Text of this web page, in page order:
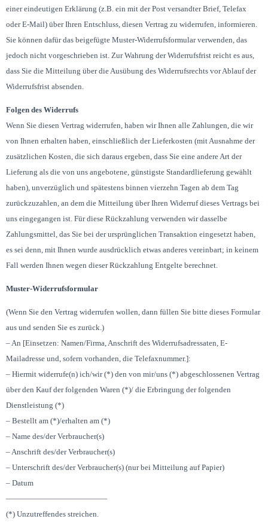
einer eindeutigen Erklärung (z.B. ein mit der Post versandter Brief, Telefax
oder E-Mail) über Ihren Entschluss, diesen Vertrag zu widerrufen, informieren.
Sie können dafür das beigefügte Muster-Widerrufsformular verwenden, das
jedoch nicht vorgeschrieben ist. Zur Wahrung der Widerrufsfrist reicht es aus,
dass Sie die Mitteilung über die Ausübung des Widerrufsrechts vor Ablauf der
Widerrufsfrist absenden.
Folgen des Widerrufs
Wenn Sie diesen Vertrag widerrufen, haben wir Ihnen alle Zahlungen, die wir
von Ihnen erhalten haben, einschließlich der Lieferkosten (mit Ausnahme der
zusätzlichen Kosten, die sich daraus ergeben, dass Sie eine andere Art der
Lieferung als die von uns angebotene, günstigste Standardlieferung gewählt
haben), unverzüglich und spätestens binnen vierzehn Tagen ab dem Tag
zurückzuzahlen, an dem die Mitteilung über Ihren Widerruf dieses Vertrags bei
uns eingegangen ist. Für diese Rückzahlung verwenden wir dasselbe
Zahlungsmittel, das Sie bei der ursprünglichen Transaktion eingesetzt haben,
es sei denn, mit Ihnen wurde ausdrücklich etwas anderes vereinbart; in keinem
Fall werden Ihnen wegen dieser Rückzahlung Entgelte berechnet.
Muster-Widerrufsformular
(Wenn Sie den Vertrag widerrufen wollen, dann füllen Sie bitte dieses Formular
aus und senden Sie es zurück.)
– An [Einsetzen: Namen/Firma, Anschrift des Widerrufsadressaten, E-
Mailadresse und, sofern vorhanden, die Telefaxnummer.]:
– Hiermit widerrufe(n) ich/wir (*) den von mir/uns (*) abgeschlossenen Vertrag
über den Kauf der folgenden Waren (*)/ die Erbringung der folgenden
Dienstleistung (*)
– Bestellt am (*)/erhalten am (*)
– Name des/der Verbraucher(s)
– Anschrift des/der Verbraucher(s)
– Unterschrift des/der Verbraucher(s) (nur bei Mitteilung auf Papier)
– Datum
—————————————
(*) Unzutreffendes streichen.